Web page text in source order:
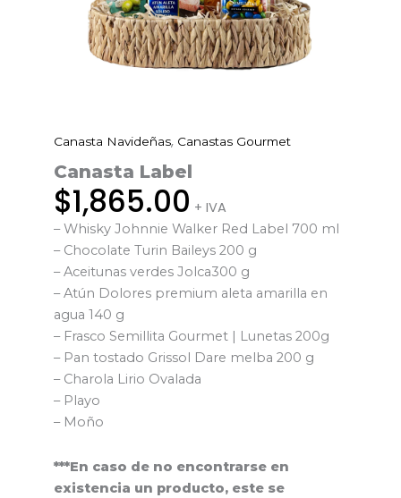
Canasta Navideñas, Canastas Gourmet
Canasta Label
$1,865.00 + IVA
– Whisky Johnnie Walker Red Label 700 ml
– Chocolate Turin Baileys 200 g
– Aceitunas verdes Jolca300 g
– Atún Dolores premium aleta amarilla en
agua 140 g
– Frasco Semillita Gourmet | Lunetas 200g
– Pan tostado Grissol Dare melba 200 g
– Charola Lirio Ovalada
– Playo
– Moño
***En caso de no encontrarse en
existencia un producto, este se
Canasta
Label
cantidad